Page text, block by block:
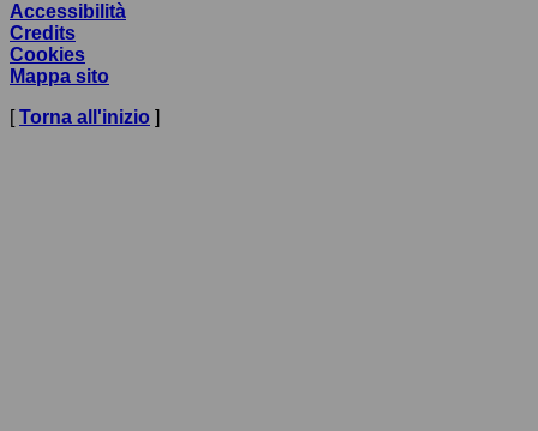
Accessibilità
Credits
Cookies
Mappa sito
[Torna all'inizio ]